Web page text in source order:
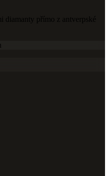
diamanty přímo z antverpské